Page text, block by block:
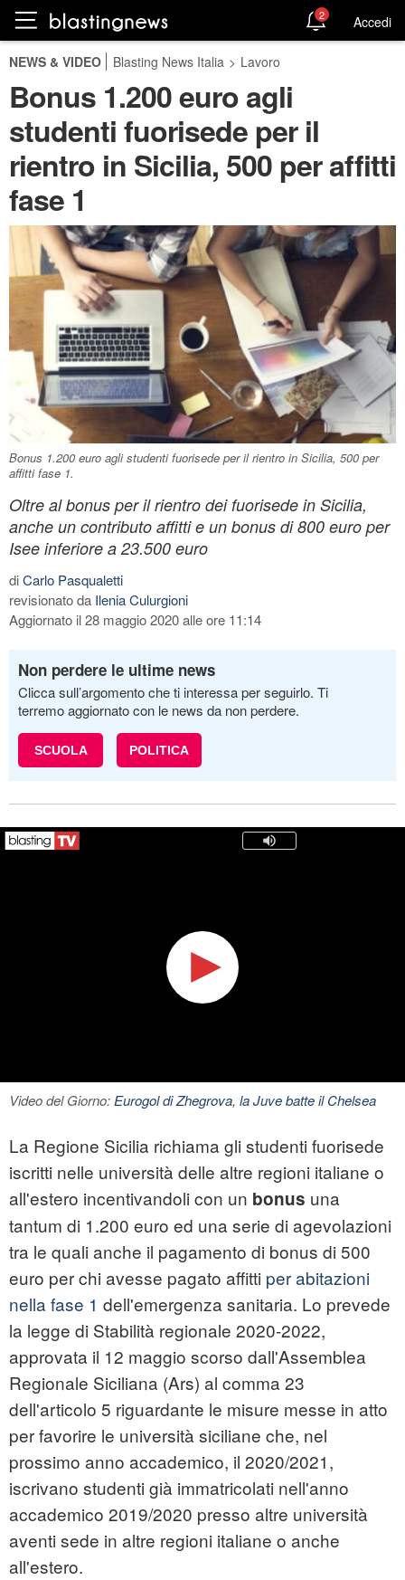
2 Accedi
NEWS & VIDEO Blasting News Italia > Lavoro
Bonus 1.200 euro agli
studenti fuorisede per il
rientro in Sicilia, 500 per affitti
fase 1
Bonus 1.200 euro agli studenti fuorisede per il rientro in Sicilia, 500 per
affitti fase 1.
Oltre al bonus per il rientro dei fuorisede in Sicilia,
anche un contributo affitti e un bonus di 800 euro per
Isee inferiore a 23.500 euro
diCarlo Pasqualetti
revisionato da Ilenia Culurgioni
Aggiornato il 28 maggio 2020 alle ore 11:14
Non perdere le ultime news
Clicca sull’argomento che ti interessa per seguirlo. Ti
terremo aggiornato con le news da non perdere.
SCUOLA POLITICA
Video del Giorno:Eurogol di Zhegrova, la Juve batte il Chelsea
La Regione Sicilia richiama gli studenti fuorisede
iscritti nelle università delle altre regioni italiane o
all'estero incentivandoli con un bonus una
tantum di 1.200 euro ed una serie di agevolazioni
tra le quali anche il pagamento di bonus di 500
euro per chi avesse pagato affitti per abitazioni
nella fase 1 dell'emergenza sanitaria. Lo prevede
la legge di Stabilità regionale 2020-2022,
approvata il 12 maggio scorso dall'Assemblea
Regionale Siciliana (Ars) al comma 23
dell'articolo 5 riguardante le misure messe in atto
per favorire le università siciliane che, nel
prossimo anno accademico, il 2020/2021,
iscrivano studenti già immatricolati nell'anno
accademico 2019/2020 presso altre università
aventi sede in altre regioni italiane o anche
all'estero.